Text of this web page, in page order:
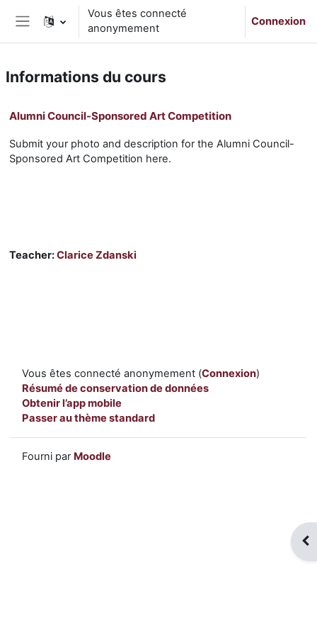
Passer au contenu principal
Panneau latéral
Vous êtes connecté
anonymement
Connexion
Informations du cours
Alumni Council-Sponsored Art Competition
Submit your photo and description for the Alumni Council-
Sponsored Art Competition here.
Teacher:Clarice Zdanski
Vous êtes connecté anonymement (Connexion)
Résumé de conservation de données
Obtenir l’app mobile
Passer au thème standard
Fourni par Moodle